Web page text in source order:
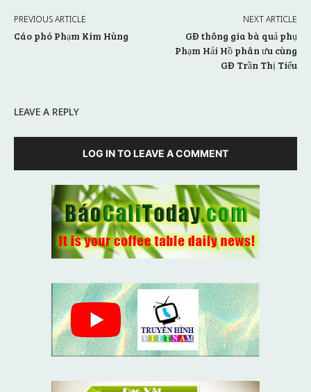
PREVIOUS ARTICLE
Cáo phó Phạm Kim Hùng
NEXT ARTICLE
GĐ thông gia bà quả phụ
Phạm Hải Hồ phân ưu cùng
GĐ Trần Thị Tiếu
LEAVE A REPLY
LOG IN TO LEAVE A COMMENT